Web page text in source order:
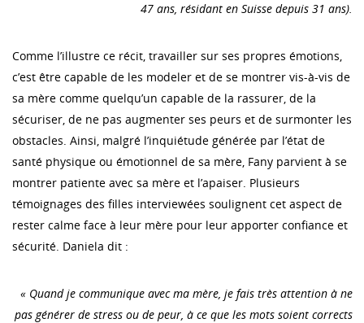
47 ans, résidant en Suisse depuis 31 ans).
Comme l’illustre ce récit, travailler sur ses propres émotions,
c’est être capable de les modeler et de se montrer vis-à-vis de
sa mère comme quelqu’un capable de la rassurer, de la
sécuriser, de ne pas augmenter ses peurs et de surmonter les
obstacles. Ainsi, malgré l’inquiétude générée par l’état de
santé physique ou émotionnel de sa mère, Fany parvient à se
montrer patiente avec sa mère et l’apaiser. Plusieurs
témoignages des filles interviewées soulignent cet aspect de
rester calme face à leur mère pour leur apporter confiance et
sécurité. Daniela dit :
« Quand je communique avec ma mère, je fais très attention à ne
pas générer de stress ou de peur, à ce que les mots soient corrects